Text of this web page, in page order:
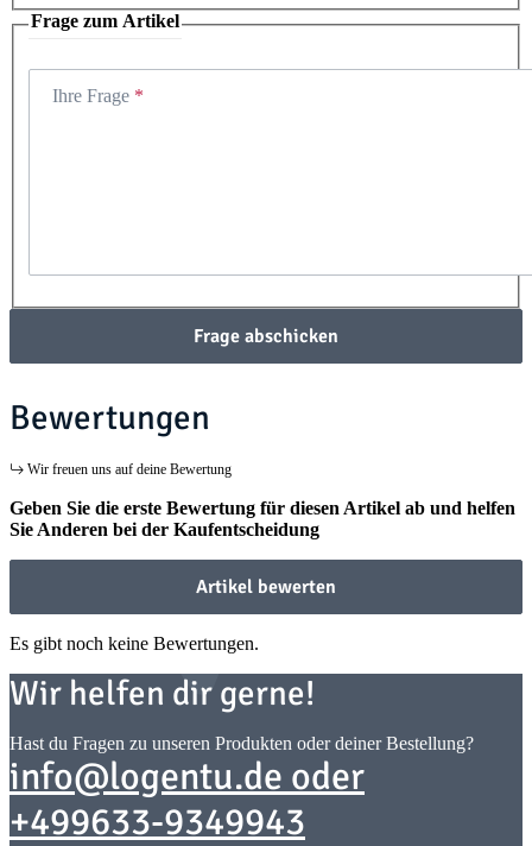
Frage zum Artikel
Ihre Frage
Frage abschicken
Bewertungen
Wir freuen uns auf deine Bewertung
Geben Sie die erste Bewertung für diesen Artikel ab und helfen
Sie Anderen bei der Kaufentscheidung
Artikel bewerten
Es gibt noch keine Bewertungen.
Wir helfen dir gerne!
Hast du Fragen zu unseren Produkten oder deiner Bestellung?
info@logentu.de oder
+499633-9349943